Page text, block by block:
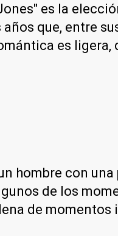
es la
que, entre
es
hombre con
de los
de